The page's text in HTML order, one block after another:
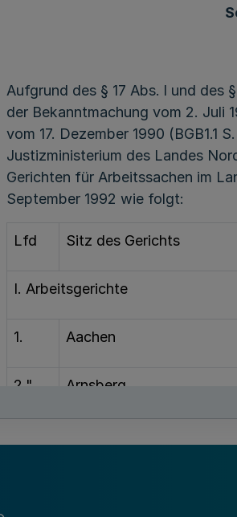
Aufgrund des § 17 Abs. l und des
der Bekanntmachung vom 2. Juli
vom 17. Dezember 1990 (BGB1.1
Justizministerium des Landes
Gerichten für Arbeitssachen im
September 1992 wie folgt:
Lfd Sitz des Gerichts
I. Arbeitsgerichte
1. Aachen
2." Arnsberg